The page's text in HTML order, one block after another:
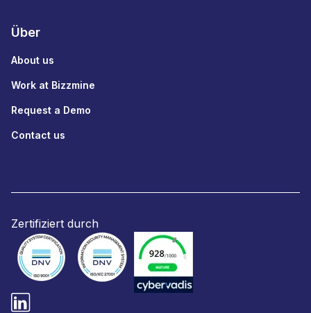
Über
About us
Work at Bizzmine
Request a Demo
Contact us
Zertifiziert durch